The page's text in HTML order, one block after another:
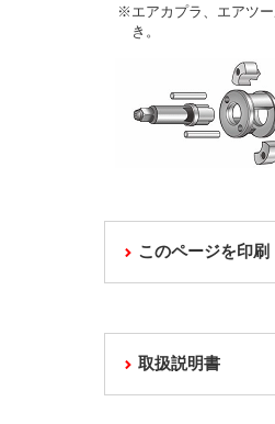
※エアカプラ、エアツ
き。
このページを印刷
取扱説明書